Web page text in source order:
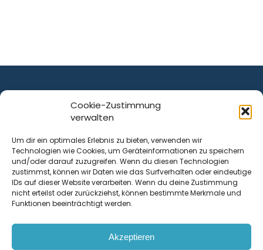
Cookie-Zustimmung
verwalten
Um dir ein optimales Erlebnis zu bieten, verwenden wir
Technologien wie Cookies, um Geräteinformationen zu speichern
und/oder darauf zuzugreifen. Wenn du diesen Technologien
zustimmst, können wir Daten wie das Surfverhalten oder eindeutige
IDs auf dieser Website verarbeiten. Wenn du deine Zustimmung
nicht erteilst oder zurückziehst, können bestimmte Merkmale und
Funktionen beeinträchtigt werden.
Akzeptieren
ist ein Service von
Krenn Real GmbH
Tischlerstraße 12
4050Traun| Österreich
Kontakt